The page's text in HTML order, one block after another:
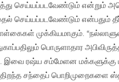
செய்யப்படவேண்டும் என்றும்
செய்யப்படவேண்டும் என்பதும்
முக்கியமாகும்.
பொருளாதார
இவை ரஷ்ய சம்மேளன மக்களுக்கு
சந்தைப் பொறிமுறைகளை